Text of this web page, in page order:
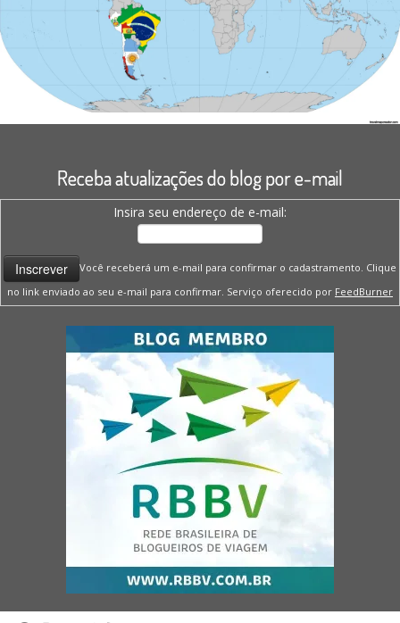
Receba atualizações do blog por e-mail
Insira seu endereço de e-mail:
Você receberá um e-mail para confirmar o cadastramento. Clique
no link enviado ao seu e-mail para confirmar. Serviço oferecido por FeedBurner